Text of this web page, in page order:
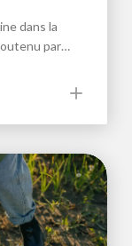
dans la
par…